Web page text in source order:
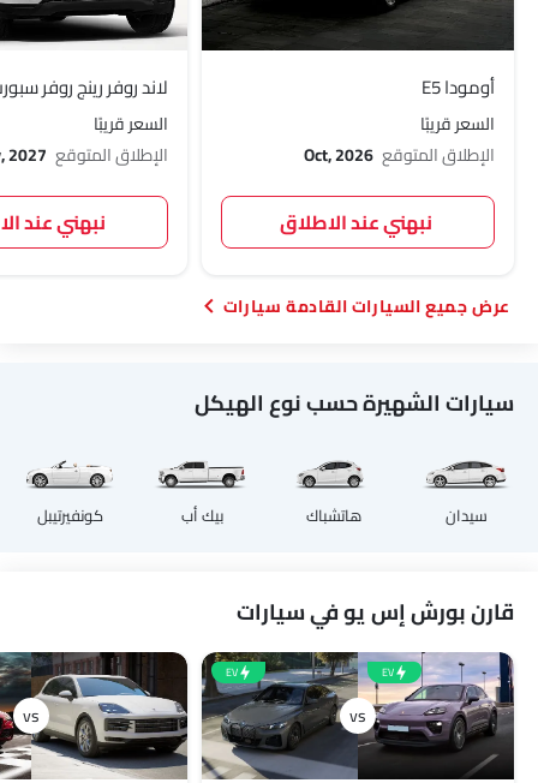
أومودا E5
السعر قريبًا
الإطلاق المتوقع Oct, 2026
نبهني عند الاطلاق
لاند روفر رينج روفر سبورت
السعر قريبًا
الإطلاق المتوقع 2027
نبهني عند
السيارات القادمة سيارات
سيارات الشهيرة حسب نوع الهيكل
سيدان هاتشباك بيك أب كونفيرتيبل
قارن بورش إس يو في سيارات
EV
EV